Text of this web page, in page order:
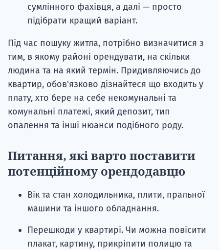
сумлінного фахівця, а далі — просто
підібрати кращий варіант.
Під час пошуку житла, потрібно визначитися з
тим, в якому районі орендувати, на скільки
людина та на який термін. Придивляючись до
квартир, обов'язково дізнайтеся що входить у
плату, хто бере на себе некомунальні та
комунальні платежі, який депозит, тип
опалення та інші нюанси подібного роду.
Питання, які варто поставити
потенційному орендодавцю
Вік та стан холодильника, плити, пральної
машини та іншого обладнання.
Перешкоди у квартирі. Чи можна повісити
плакат, картину, прикріпити полицю та